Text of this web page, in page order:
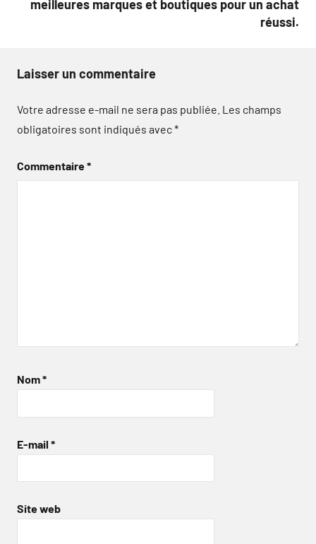
meilleures marques et boutiques pour un achat
réussi.
Laisser un commentaire
Votre adresse e-mail ne sera pas publiée. Les champs
obligatoires sont indiqués avec*
Commentaire*
Nom*
E-mail *
Site web